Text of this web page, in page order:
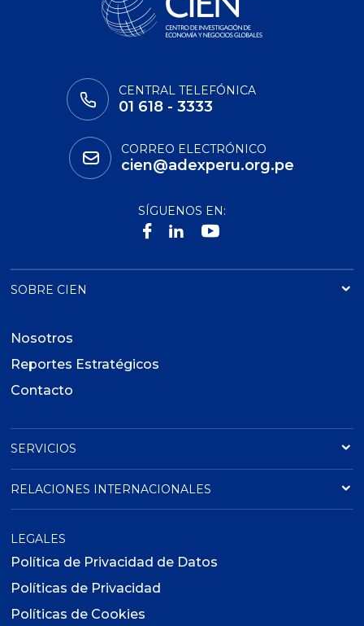
CENTRAL TELEFÓNICA
01 618 - 3333
CORREO ELECTRÓNICO
cien@adexperu.org.pe
SÍGUENOS EN:
SOBRE CIEN
Nosotros
Reportes Estratégicos
Contacto
SERVICIOS
RELACIONES INTERNACIONALES
LEGALES
Política de Privacidad de Datos
Políticas de Privacidad
Políticas de Cookies